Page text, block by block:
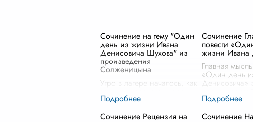
Сочинение на тему "Один
день из жизни Ивана
Денисовича Шухова" из
произведения
Солженицына
Утро в лагере началось, как
курантов, разбудившего
и остальных зэков. В
Сочинение
повести
жизни Ивана
Главная
«Один день
Денисовича»
мужества
испытаний.
Сочинение Рецензия на Сочинение